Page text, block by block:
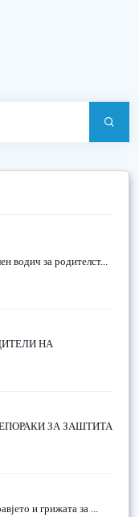
водич за родителст...
НА
ЗА ЗАШТИТА
и грижата за ...